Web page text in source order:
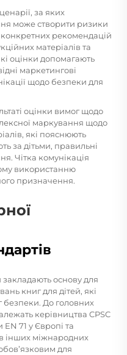
за яких
може створити ризики
рекомендацій
матеріалів та
оцінки допомагають
маркетингові
щодо безпеки для
оцінки вимог щодо
маркування щодо
які пояснюють
за дітьми, правильні
Чітка комунікація
використанню
призначення.
основу для
книг для дітей, які
безпеки. До головних
керівництва CPSC
71 у Європі та
інших міжнародних
для